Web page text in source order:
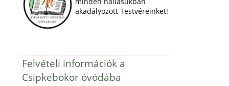
akadályozott Testvéreinket!
Felvételi információk a
Csipkebokor óvódába